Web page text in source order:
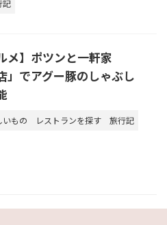
記
メ】ポツンと一軒家
」でアグー豚のしゃぶし
いもの レストランを探す
旅行記